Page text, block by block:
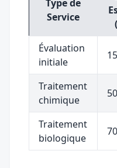
Type de
Service
Évaluation
initiale
Traitement
chimique
Traitement
biologique